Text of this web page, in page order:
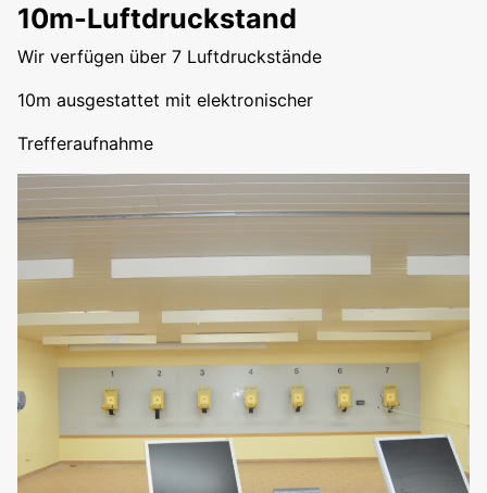
10m-Luftdruckstand
Wir verfügen über 7 Luftdruckstände
10m ausgestattet mit elektronischer
Trefferaufnahme